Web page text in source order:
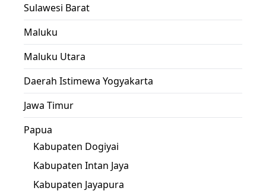
Sulawesi Barat
Maluku
Maluku Utara
Daerah Istimewa Yogyakarta
Jawa Timur
Papua
Kabupaten Dogiyai
Kabupaten Intan Jaya
Kabupaten Jayapura